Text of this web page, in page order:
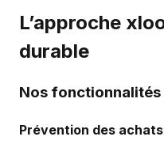
L’approche
durable
Nos
Prévention des